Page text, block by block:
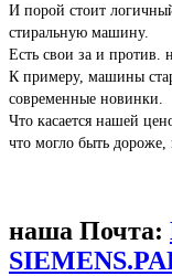
И порой стоит
стиральную машину.
Есть свои за и против.
К примеру, машины
современные новинки.
Что касается нашей
что могло быть дороже,
наша Почта: